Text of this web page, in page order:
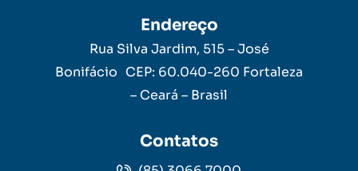
Endereço
Rua Silva Jardim, 515 – José
Bonifácio CEP: 60.040-260 Fortaleza
– Ceará – Brasil
Contatos